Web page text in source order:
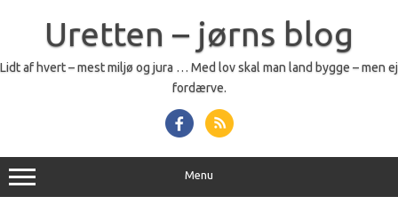
Uretten – jørns blog
Lidt af hvert – mest miljø og jura … Med lov skal man land bygge – men ej
fordærve.
Menu